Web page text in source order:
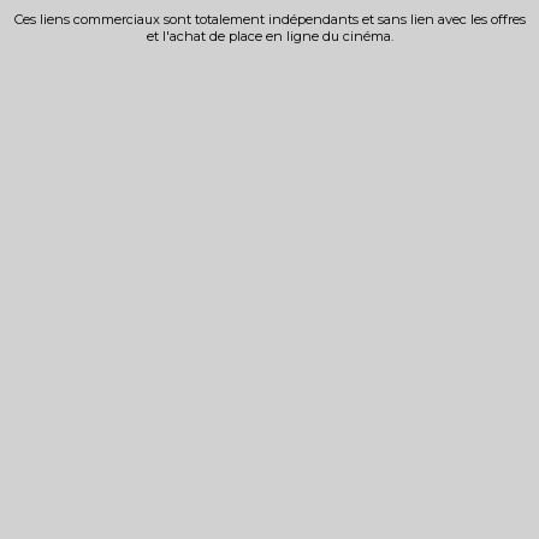
Ces liens commerciaux sont totalement indépendants et sans lien avec les offres
et l'achat de place en ligne du cinéma.